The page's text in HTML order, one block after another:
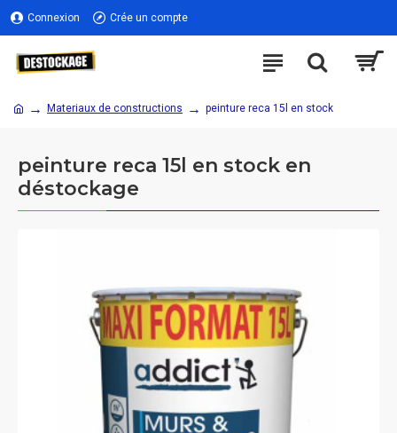
Connexion Crée un compte
Materiaux de constructions peinture reca 15l en stock
peinture reca 15l en stock en
déstockage